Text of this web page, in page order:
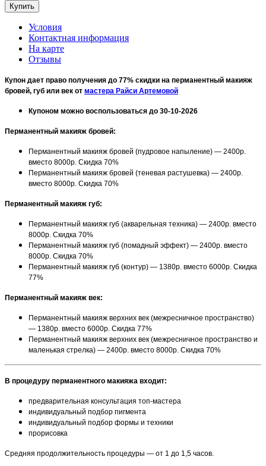
Условия
Контактная информация
На карте
Отзывы
Купон дает право получения до 77% скидки на перманентный макияж
бровей, губ или век от мастера Райси Артемовой
Купоном можно воспользоваться до 30-10-2026
Перманентный макияж бровей:
Перманентный макияж бровей (пудровое напыление) — 2400р.
вместо 8000р. Скидка 70%
Перманентный макияж бровей (теневая растушевка) — 2400р.
вместо 8000р. Скидка 70%
Перманентный макияж губ:
Перманентный макияж губ (акварельная техника) — 2400р. вместо
8000р. Скидка 70%
Перманентный макияж губ (помадный эффект) — 2400р. вместо
8000р. Скидка 70%
Перманентный макияж губ (контур) — 1380р. вместо 6000р. Скидка
77%
Перманентный макияж век:
Перманентный макияж верхних век (межресничное пространство)
— 1380р. вместо 6000р. Скидка 77%
Перманентный макияж верхних век (межресничное пространство и
маленькая стрелка) — 2400р. вместо 8000р. Скидка 70%
В процедуру перманентного макияжа входит:
предварительная консультация топ-мастера
индивидуальный подбор пигмента
индивидуальный подбор формы и техники
прорисовка
Средняя продолжительность процедуры — от 1 до 1,5 часов.